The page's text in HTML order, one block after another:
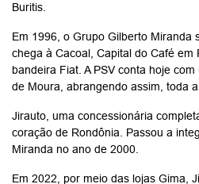
Buritis.
Em 1996, o Grupo Gilberto Miranda
chega à Cacoal, Capital do Café em
bandeira Fiat. A PSV conta hoje
de Moura, abrangendo assim, toda
Jirauto, uma concessionária
coração de Rondônia. Passou a
Miranda no ano de 2000.
Em 2022, por meio das lojas Gima,